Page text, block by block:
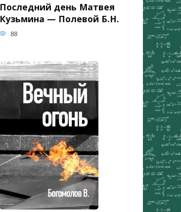
Последний день Матвея
Кузьмина — Полевой Б.Н.
88